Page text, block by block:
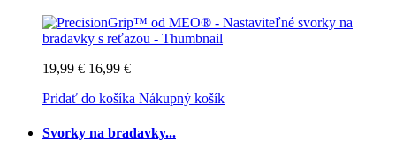
19,99 € 16,99 €
Pridať do košíka Nákupný košík
Svorky na bradavky...